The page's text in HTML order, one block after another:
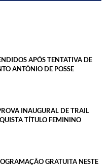
APÓS TENTATIVA DE
ANTÔNIO DE POSSE
INAUGURAL DE TRAIL
TÍTULO FEMININO
GRATUITA NESTE